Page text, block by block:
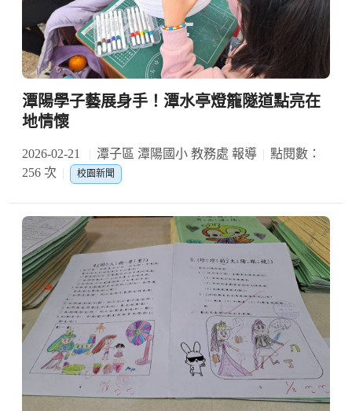
潭陽學子藝展身手！潭水亭燈籠隧道點亮在
地情懷
2026-02-21 潭子區 潭陽國小 教務處 報導
點閱數：
256 次
校園新聞